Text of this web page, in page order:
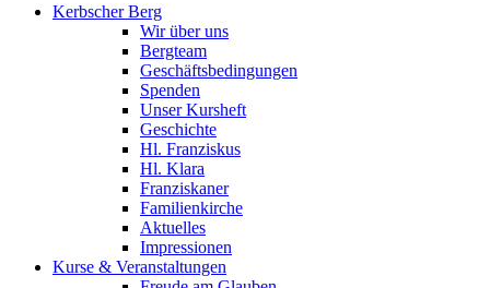
Kerbscher Berg
Wir über uns
Bergteam
Geschäftsbedingungen
Spenden
Unser Kursheft
Geschichte
Hl. Franziskus
Hl. Klara
Franziskaner
Familienkirche
Aktuelles
Impressionen
Kurse & Veranstaltungen